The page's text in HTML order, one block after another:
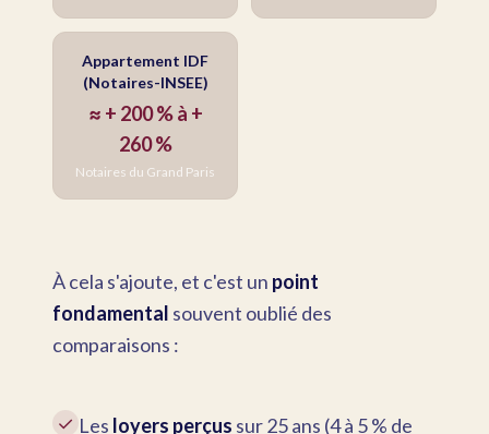
Appartement IDF
(Notaires-INSEE)
≈ + 200 % à +
260 %
Notaires du Grand Paris
À cela s'ajoute, et c'est un point
fondamental souvent oublié des
comparaisons :
✓ Les loyers perçus sur 25 ans (4 à 5 % de